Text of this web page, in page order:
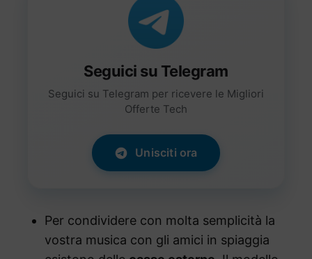
Seguici su Telegram
Seguici su Telegram per ricevere le Migliori
Offerte Tech
Unisciti ora
Per condividere con molta semplicità la
vostra musica con gli amici in spiaggia